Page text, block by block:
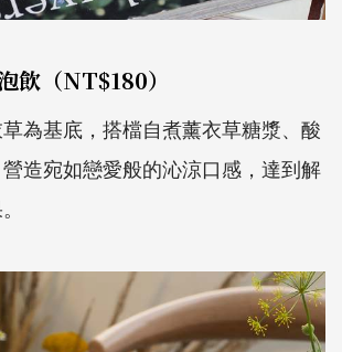
飲（NT$180）
為基底，搭檔自煮薰衣草糖漿、酸
造宛如戀愛般的沁涼口感，達到解